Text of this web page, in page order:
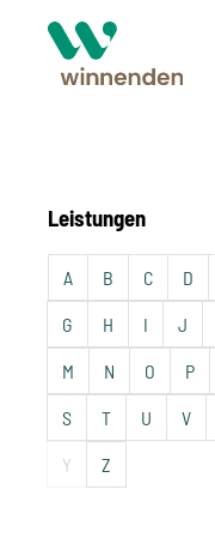
Leistungen
A B C D
G H I J
M N O P
S T U V
Y Z